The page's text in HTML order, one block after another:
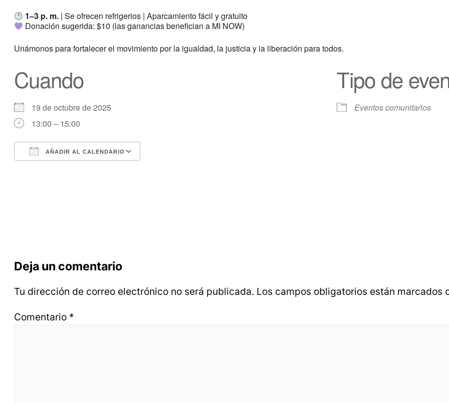
1–3 p. m. | Se ofrecen refrigerios | Aparcamiento fácil y gratuito
Donación sugerida: $10 (las ganancias benefician a MI NOW)
Unámonos para fortalecer el movimiento por la igualdad, la justicia y la liberación para todos.
Cuando
19 de octubre de 2025
13:00 – 15:00
AÑADIR AL CALENDARIO
Tipo de
Eventos comunitarios
Deja un comentario
Tu dirección de correo electrónico no será publicada. Los campos obligatorios están marcados
Comentario *